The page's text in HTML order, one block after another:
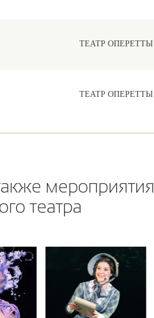
ТЕАТР ОПЕРЕТТЫ
ТЕАТР ОПЕРЕТТЫ
мероприятия
театра